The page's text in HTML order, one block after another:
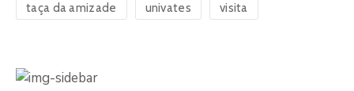
taça da amizade univates visita